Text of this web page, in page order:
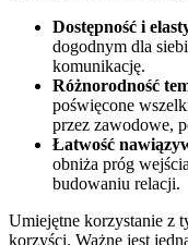
Dostępność i
dogodnym dla
komunikację.
Różnorodność
poświęcone
przez zawodowe,
Łatwość
obniża próg
budowaniu relacji.
Umiejętne korzystanie z
korzyści. Ważne jest